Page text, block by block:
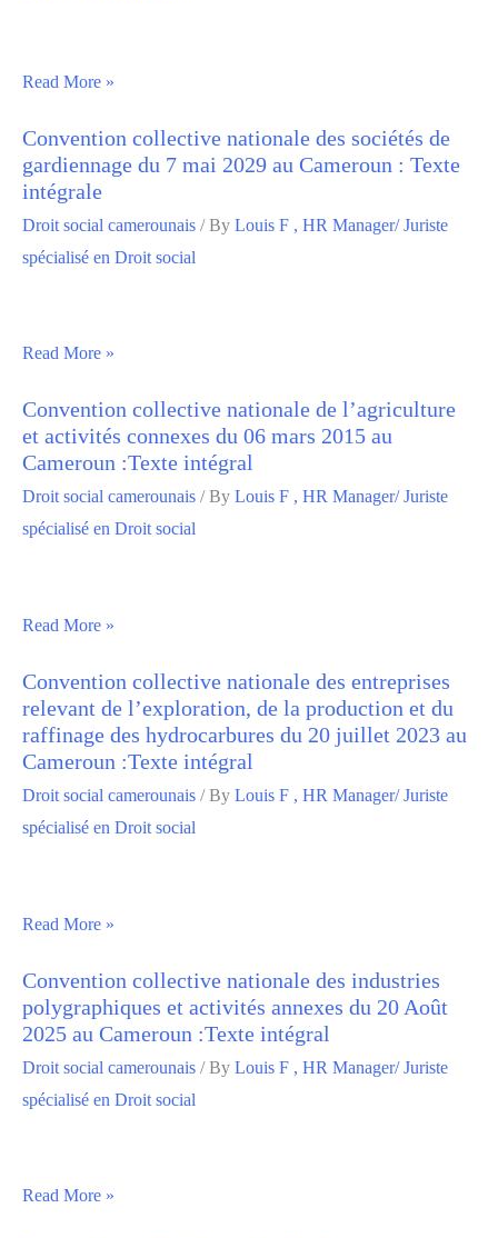
Read More »
Convention collective nationale des sociétés de
gardiennage du 7 mai 2029 au Cameroun : Texte
intégrale
Droit social camerounais / By Louis F , HR Manager/ Juriste
spécialisé en Droit social
Read More »
Convention collective nationale de l’agriculture
et activités connexes du 06 mars 2015 au
Cameroun :Texte intégral
Droit social camerounais / By Louis F , HR Manager/ Juriste
spécialisé en Droit social
Read More »
Convention collective nationale des entreprises
relevant de l’exploration, de la production et du
raffinage des hydrocarbures du 20 juillet 2023 au
Cameroun :Texte intégral
Droit social camerounais / By Louis F , HR Manager/ Juriste
spécialisé en Droit social
Read More »
Convention collective nationale des industries
polygraphiques et activités annexes du 20 Août
2025 au Cameroun :Texte intégral
Droit social camerounais / By Louis F , HR Manager/ Juriste
spécialisé en Droit social
Read More »